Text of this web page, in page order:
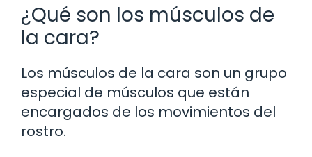
¿Qué son los músculos de
la cara?
Los músculos de la cara son un grupo
especial de músculos que están
encargados de los movimientos del
rostro.